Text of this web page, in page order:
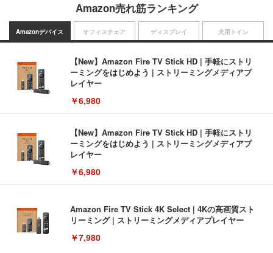
Amazon売れ筋ランキング
Amazonデバイス
【New】Amazon Fire TV Stick HD | 手軽にストリ
ーミングをはじめよう | ストリーミングメディアプ
レイヤー
￥6,980
【New】Amazon Fire TV Stick HD | 手軽にストリ
ーミングをはじめよう | ストリーミングメディアプ
レイヤー
￥6,980
Amazon Fire TV Stick 4K Select | 4Kの高画質スト
リーミング | ストリーミングメディアプレイヤー
￥7,980
オフィスチェア ディスプレイ 犬用トイレ